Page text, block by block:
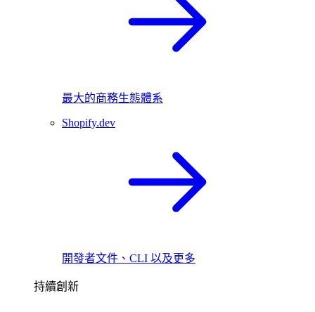
最大的商務生態體系
Shopify.dev
開發者文件、CLI 以及更多
持續創新